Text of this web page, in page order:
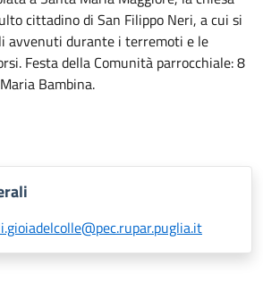
cittadino di San Filippo Neri, a cui si
avvenuti durante i terremoti e le
Festa della Comunità parrocchiale: 8
Bambina.